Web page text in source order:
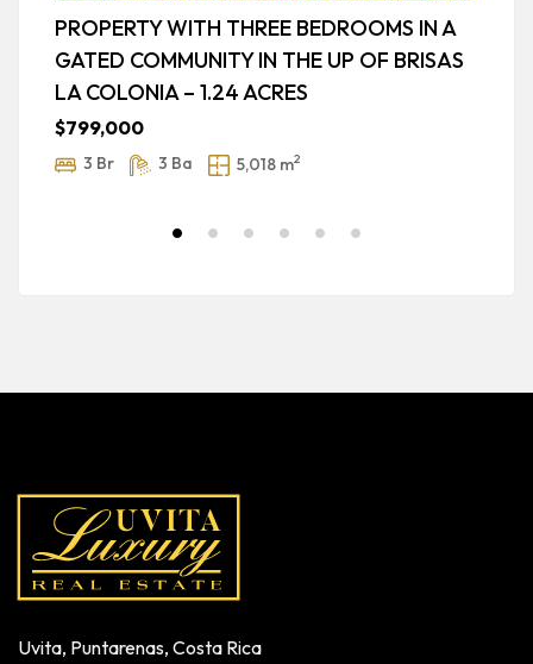
PROPERTY WITH THREE BEDROOMS IN A
GATED COMMUNITY IN THE UP OF BRISAS
LA COLONIA – 1.24 ACRES
$799,000
3 Br 3 Ba 5,018 m2
Uvita, Puntarenas, Costa Rica